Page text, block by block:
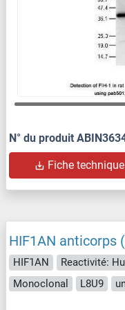
N° du produit
Fiche technique
HIF1AN anticorps
HIF1AN Reactivité:
Monoclonal
L8U9